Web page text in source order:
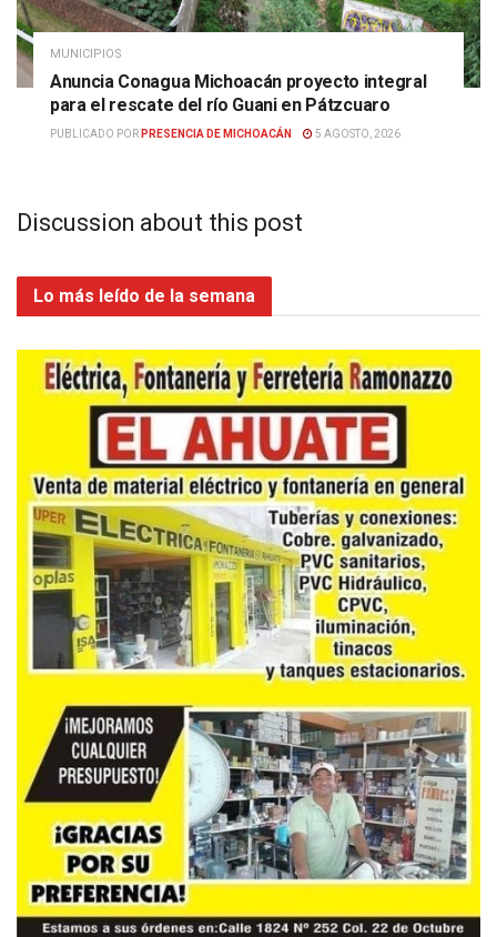
MUNICIPIOS
Anuncia Conagua Michoacán proyecto integral
para el rescate del río Guani en Pátzcuaro
PUBLICADO POR PRESENCIA DE MICHOACÁN 5 AGOSTO, 2026
Discussion about this post
Lo más leído de la semana